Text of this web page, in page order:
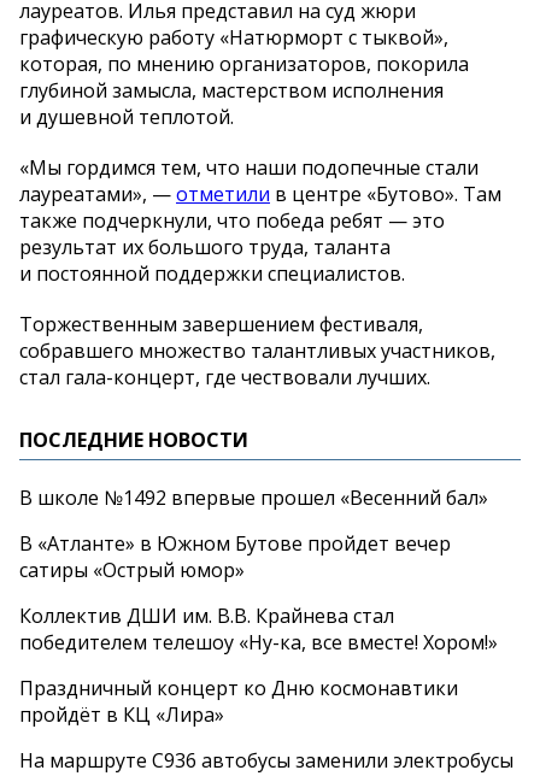
лауреатов. Илья представил на суд жюри
графическую работу «Натюрморт с тыквой»,
которая, по мнению организаторов, покорила
глубиной замысла, мастерством исполнения
и душевной теплотой.
«Мы гордимся тем, что наши подопечные стали
лауреатами», —отметили в центре «Бутово». Там
также подчеркнули, что победа ребят —это
результат ихбольшого труда, таланта
и постоянной поддержки специалистов.
Торжественным завершением фестиваля,
собравшего множество талантливых участников,
стал гала-концерт, где чествовали лучших.
ПОСЛЕДНИЕ НОВОСТИ
В школе №1492 впервые прошел «Весенний бал»
В «Атланте» в Южном Бутове пройдет вечер
сатиры «Острый юмор»
Коллектив ДШИ им. В.В. Крайнева стал
победителем телешоу «Ну-ка, все вместе! Хором!»
Праздничный концерт ко Дню космонавтики
пройдёт в КЦ «Лира»
На маршруте С936 автобусы заменили электробусы